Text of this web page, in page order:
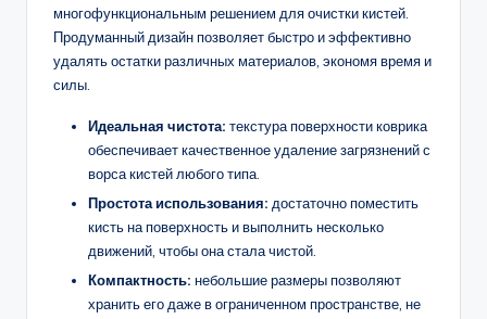
многофункциональным решением для очистки кистей.
Продуманный дизайн позволяет быстро и эффективно
удалять остатки различных материалов, экономя время и
силы.
Идеальная чистота: текстура поверхности коврика
обеспечивает качественное удаление загрязнений с
ворса кистей любого типа.
Простота использования: достаточно поместить
кисть на поверхность и выполнить несколько
движений, чтобы она стала чистой.
Компактность: небольшие размеры позволяют
хранить его даже в ограниченном пространстве, не